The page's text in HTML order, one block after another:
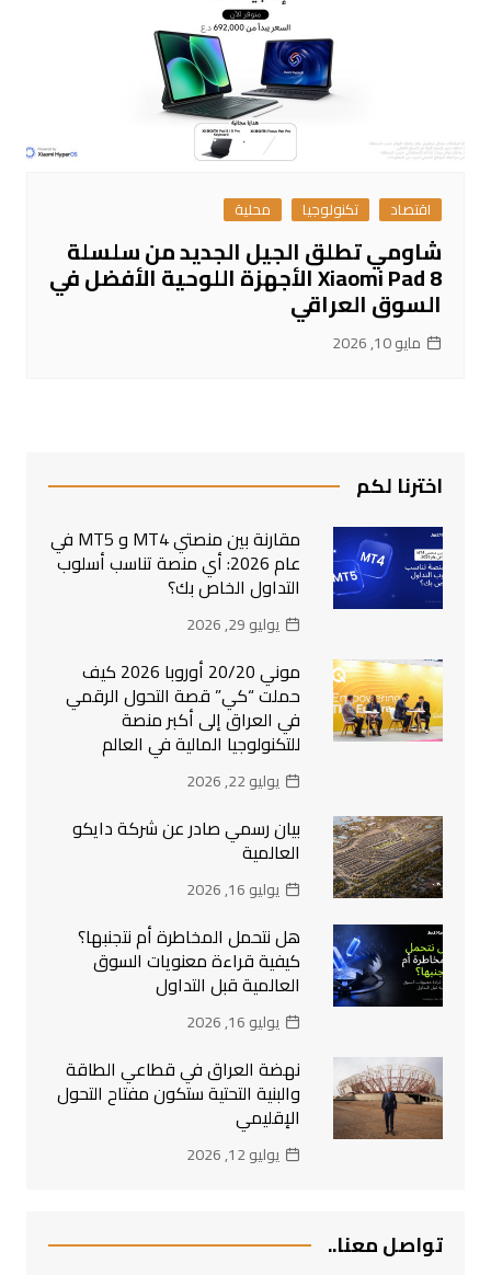
اقتصاد تكنولوجيا محلية
شاومي تطلق الجيل الجديد من سلسلة
Xiaomi Pad 8 الأجهزة اللوحية الأفضل في
السوق العراقي
مايو 10, 2026
اخترنا لكم
مقارنة بين منصتي MT4 و MT5 في
عام 2026: أي منصة تناسب أسلوب
التداول الخاص بك؟
يوليو 29, 2026
موني 20/20 أوروبا 2026 كيف
حملت “كي” قصة التحول الرقمي
في العراق إلى أكبر منصة
للتكنولوجيا المالية في العالم
يوليو 22, 2026
بيان رسمي صادر عن شركة دايكو
العالمية
يوليو 16, 2026
هل نتحمل المخاطرة أم نتجنبها؟
كيفية قراءة معنويات السوق
العالمية قبل التداول
يوليو 16, 2026
نهضة العراق في قطاعي الطاقة
والبنية التحتية ستكون مفتاح التحول
الإقليمي
يوليو 12, 2026
تواصل معنا..